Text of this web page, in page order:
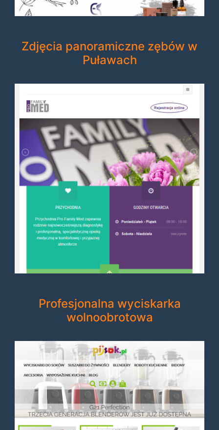
Zdjęcia panoramiczne zębów w
Puławach
Profesjonalna wyciskarka
wolnoobrotowa